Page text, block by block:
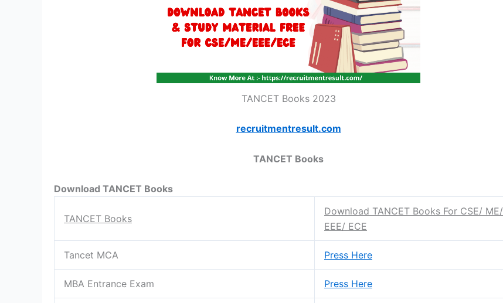
TANCET Books 2023
recruitmentresult.com
TANCET Books
Download TANCET Books
TANCET Books
Download TANCET Books For CSE/ ME/
EEE/ ECE
Tancet MCA Press Here
MBA Entrance Exam Press Here